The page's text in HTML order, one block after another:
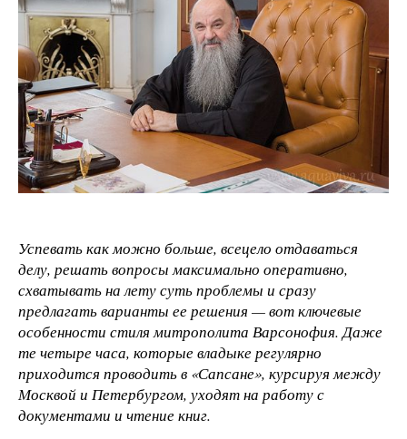
Успевать как можно больше, всецело отдаваться
делу, решать вопросы максимально оперативно,
схватывать на лету суть проблемы и сразу
предлагать варианты ее решения — вот ключевые
особенности стиля митрополита Варсонофия. Даже
те четыре часа, которые владыке регулярно
приходится проводить в «Сапсане», курсируя между
Москвой и Петербургом, уходят на работу с
документами и чтение книг.